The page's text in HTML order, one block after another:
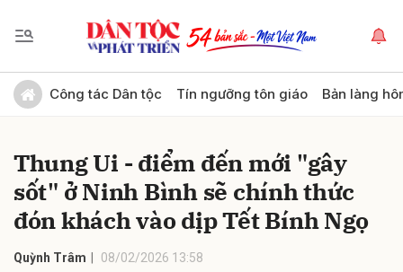
Công tác Dân tộc Tín ngưỡng tôn giáo Bản làng
Thung Ui - điểm đến mới "gây
sốt" ở Ninh Bình sẽ chính thức
đón khách vào dịp Tết Bính Ngọ
Quỳnh Trâm 08/02/2026 13:58
Gửi bình luận